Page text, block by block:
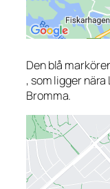
Den blå
, som ligger nära
Bromma.